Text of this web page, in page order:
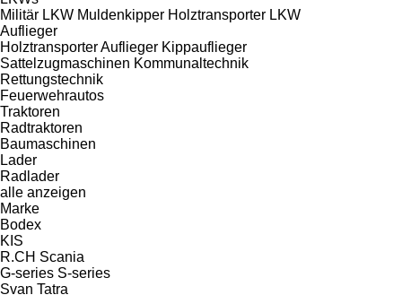
Militär LKW Muldenkipper Holztransporter LKW
Auflieger
Holztransporter Auflieger Kippauflieger
Sattelzugmaschinen Kommunaltechnik
Rettungstechnik
Feuerwehrautos
Traktoren
Radtraktoren
Baumaschinen
Lader
Radlader
alle anzeigen
Marke
Bodex
KIS
R.CH Scania
G-series S-series
Svan Tatra